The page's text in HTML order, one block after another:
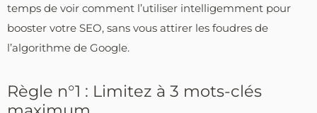
temps de voir comment l’utiliser intelligemment pour
booster votre SEO, sans vous attirer les foudres de
l’algorithme de Google.
Règle n°1 : Limitez à 3 mots-clés